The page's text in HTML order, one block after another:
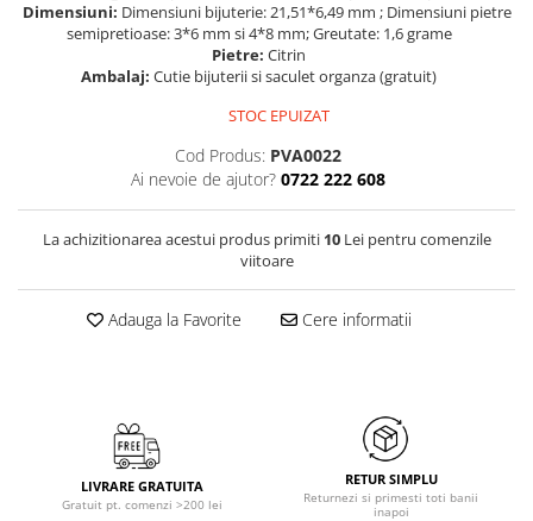
Dimensiuni: Dimensiuni bijuterie: 21,51*6,49 mm ; Dimensiuni pietre
semipretioase: 3*6 mm si 4*8 mm; Greutate: 1,6 grame
Pietre: Citrin
Ambalaj: Cutie bijuterii si saculet organza (gratuit)
STOC EPUIZAT
Cod Produs: PVA0022
Ai nevoie de ajutor? 0722 222 608
La achizitionarea acestui produs primiti 10Lei pentru comenzile
viitoare
Adauga la Favorite Cere informatii
LIVRARE GRATUITA
Gratuit pt. comenzi >200 lei
RETUR SIMPLU
Returnezi si primesti toti banii
inapoi